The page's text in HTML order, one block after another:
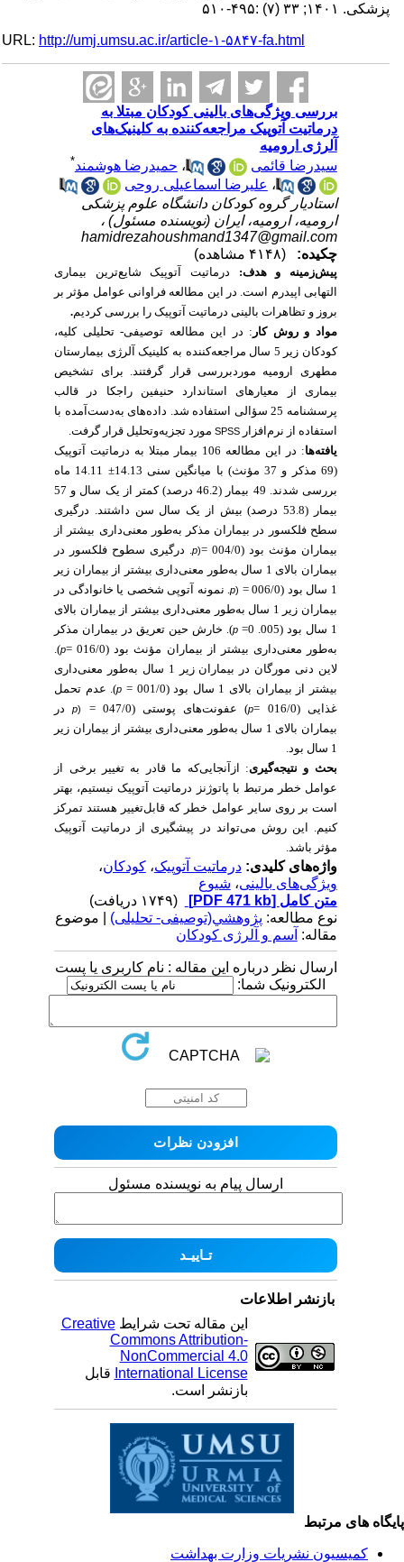
پزشکی. ۱۴۰۱; ۳۳ (۷) :۴۹۵-۵۱۰
URL:http://umj.umsu.ac.ir/article-۱-۵۸۴۷-fa.html
بررسی ویژگی‌های بالینی کودکان مبتلا به
درماتیت آتوپیک مراجعه‌کننده به کلینیک‌های
آلرژی ارومیه
سیدرضا قائمی
،حمیدرضا هوشمند*
،علیرضا اسماعیلی روحی
استادیار گروه کودکان دانشگاه علوم پزشکی
ارومیه، ارومیه، ایران (نویسنده مسئول) ،
hamidrezahoushmand1347@gmail.com
چکیده:
پیش‌زمینه و هدف:درماتیت آتوپیک شایع‌ترین بیماری
التهابی اپیدرم است. در این مطالعه فراوانی عوامل مؤثر بر
بروز و تظاهرات بالینی درماتیت آتوپیک را بررسی کردیم.
مواد و روش‌ کار: در این مطالعه توصیفی- تحلیلی کلیه،
کودکان زیر 5 سال مراجعه‌کننده به کلینیک آلرژی بیمارستان
مطهری ارومیه موردبررسی قرار گرفتند. برای تشخیص
بیماری از معیارهای استاندارد حنیفین راجکا در قالب
پرسشنامه 25 سؤالی استفاده شد. داده‌های به‌دست‌آمده با
استفاده از نرم‌افزار
SPSSمورد تجزیه‌وتحلیل قرار گرفت.
یافته‌ها
: در این مطالعه 106 بیمار مبتلا به درماتیت آتوپیک
(69 مذکر و 37 مؤنث) با میانگین سنی 14.13± 14.11 ماه
بررسی شدند. 49 بیمار (46.2 درصد) کمتر از یک سال و 57
بیمار (53.8 درصد) بیش از یک سال سن داشتند. درگیری
سطح فلکسور در بیماران مذکر به‌طور معنی‌داری بیشتر از
بیماران مؤنث بود (004/0 =
p. درگیری سطوح فلکسور در
بیماران بالای 1 سال به‌طور معنی‌داری بیشتر از بیماران زیر
(
p . نمونه آتوپی شخصی یا خانوادگی در
بیماران زیر 1 سال به‌طور معنی‌داری بیشتر از بیماران بالای
p
)
.خارش حین تعریق در بیماران مذکر
به‌طور معنی‌داری بیشتر از بیماران مؤنث بود (016/0 =
p
).
لاین دنی مورگان در بیماران زیر 1 سال به‌طور معنی‌داری
بیشتر از بیماران بالای 1 سال بود (001/0 =
p). عدم تحمل
غذایی (016/0 =
p) عفونت‌های پوستی (047/0 = (
در
بیماران بالای 1 سال به‌طور معنی‌داری بیشتر از بیماران زیر
بحث و نتیجه‌گیری : ازآنجایی‌که ما قادر به تغییر برخی از
عوامل خطر مرتبط با پاتوژنز درماتیت آتوپیک نیستیم، بهتر
است بر روی سایر عوامل خطر که قابل‌تغییر هستند تمرکز
کنیم. این روش می‌تواند در پیشگیری از درماتیت آتوپیک
مؤثر باشد.
واژه‌های کلیدی:درماتیت آتوپیک،کودکان،
ویژگی‌های بالینی،شیوع
متن کامل[PDF 471 kb]
نوع مطالعه:پژوهشي(توصیفی- تحلیلی) | موضوع
مقاله:آسم و آلرژی کودکان
ارسال نظر درباره این مقاله : نام کاربری یا پست
الکترونیک شما:
ارسال پیام به نویسنده مسئول
بازنشر اطلاعات
این مقاله تحت شرایطCreative
Commons Attribution-
NonCommercial 4.0
International Licenseقابل
بازنشر است.
های مرتبط
کمیسیون نشریات وزارت بهداشت